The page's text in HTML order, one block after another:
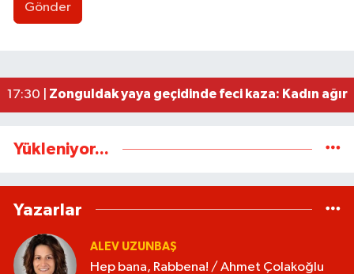
Gönder
21:53 |Zonguldakspor eski Başkanı Rıza Kerim
17:30 | Zonguldak yaya geçidinde feci kaza: Kadın ağır
Yükleniyor...
Yazarlar
ALEV UZUNBAŞ
Hep bana, Rabbena! / Ahmet Çolakoğlu